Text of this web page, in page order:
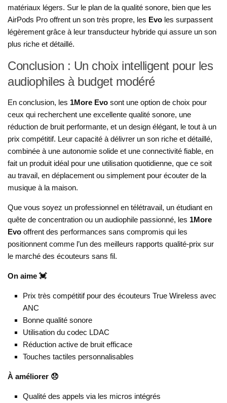
matériaux légers. Sur le plan de la qualité sonore, bien que les
AirPods Pro offrent un son très propre, les Evo les surpassent
légèrement grâce à leur transducteur hybride qui assure un son
plus riche et détaillé.
Conclusion : Un choix intelligent pour les
audiophiles à budget modéré
En conclusion, les 1More Evo sont une option de choix pour
ceux qui recherchent une excellente qualité sonore, une
réduction de bruit performante, et un design élégant, le tout à un
prix compétitif. Leur capacité à délivrer un son riche et détaillé,
combinée à une autonomie solide et une connectivité fiable, en
fait un produit idéal pour une utilisation quotidienne, que ce soit
au travail, en déplacement ou simplement pour écouter de la
musique à la maison.
Que vous soyez un professionnel en télétravail, un étudiant en
quête de concentration ou un audiophile passionné, les 1More
Evo offrent des performances sans compromis qui les
positionnent comme l’un des meilleurs rapports qualité-prix sur
le marché des écouteurs sans fil.
On aime 💓
Prix très compétitif pour des écouteurs True Wireless avec
ANC
Bonne qualité sonore
Utilisation du codec LDAC
Réduction active de bruit efficace
Touches tactiles personnalisables
À améliorer 😞
Qualité des appels via les micros intégrés